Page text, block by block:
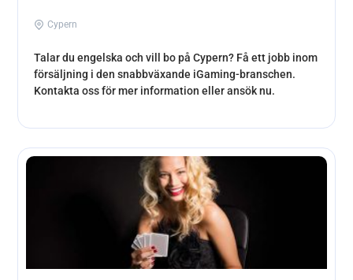
Cypern
Talar du engelska och vill bo på Cypern? Få ett jobb inom
försäljning i den snabbväxande iGaming-branschen.
Kontakta oss för mer information eller ansök nu.